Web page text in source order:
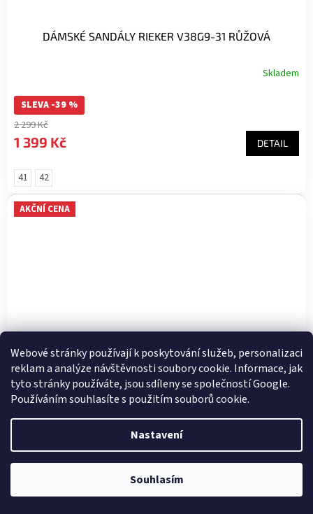
Webové stránky používají k poskytování služeb, personalizaci
reklam a analýze návštěvnosti soubory cookie. Informace, jak
tyto stránky používáte, jsou sdíleny se společností Google.
Používáním souhlasíte s použitím souborů cookie.
Nastavení
Souhlasím
DÁMSKÉ SANDÁLY RIEKER V38G9-31 RŮŽOVÁ
Skladem
SLEVA -39 %
2 299 Kč
1 399 Kč DETAIL
41 42
AKČNÍ CENA
DÁMSKÉ SANDÁLY RIEKER 60806-00 ČERNÁ
SLEVA -43 %